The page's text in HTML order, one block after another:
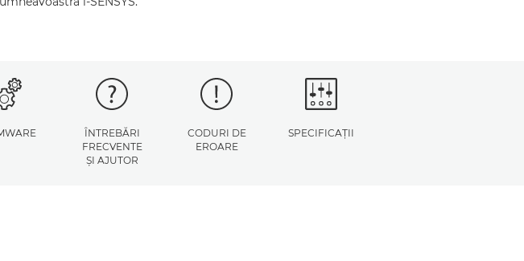
ÎNTREBĂRI
FRECVENTE
ŞI AJUTOR
CODURI DE
EROARE
SPECIFICAŢII